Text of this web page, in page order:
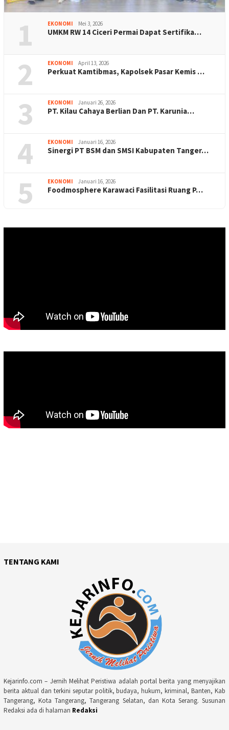
1 EKONOMI Mei 3, 2026
UMKM RW 14 Ciceri Permai Dapat Sertifika…
2 EKONOMI April 13, 2026
Perkuat Kamtibmas, Kapolsek Pasar Kemis …
3 EKONOMI Januari 26, 2026
PT. Kilau Cahaya Berlian Dan PT. Karunia…
4 EKONOMI Januari 16, 2026
Sinergi PT BSM dan SMSI Kabupaten Tanger…
5 EKONOMI Januari 16, 2026
Foodmosphere Karawaci Fasilitasi Ruang P…
TENTANG KAMI
Kejarinfo.com – Jernih Melihat Peristiwa adalah portal berita yang menyajikan
berita aktual dan terkini seputar politik, budaya, hukum, kriminal, Banten, Kab
Tangerang, Kota Tangerang, Tangerang Selatan, dan Kota Serang. Susunan
Redaksi ada di halaman Redaksi